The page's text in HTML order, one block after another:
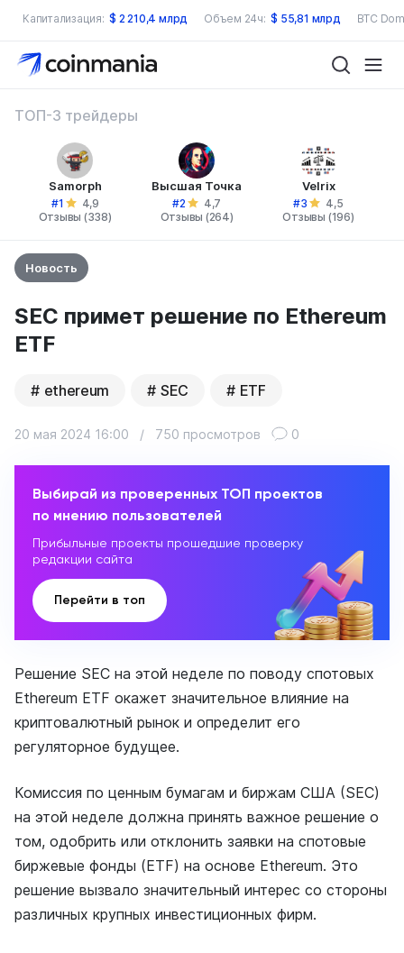
Капитализация: $ 2 210,4 млрд Объем 24ч: $ 55,81 млрд BTC
ТОП-3 трейдеры
Samorph
#1
4,9
Отзывы (338)
Высшая Точка
#2
4,7
Отзывы (264)
Velrix
#3
4,5
Отзывы (196)
Новость
SEC примет решение по Ethereum
ETF
ethereum SEC ETF
20 мая 2024 16:00 / 750 просмотров 0
Выбирай из проверенных ТОП проектов
по мнению пользователей
Прибыльные проекты прошедшие проверку
редакции сайта
Перейти в топ
Решение SEC на этой неделе по поводу спотовых
Ethereum ETF окажет значительное влияние на
криптовалютный рынок и определит его
регуляторное будущее.
Комиссия по ценным бумагам и биржам США (SEC)
на этой неделе должна принять важное решение о
том, одобрить или отклонить заявки на спотовые
биржевые фонды (ETF) на основе Ethereum. Это
решение вызвало значительный интерес со стороны
различных крупных инвестиционных фирм.